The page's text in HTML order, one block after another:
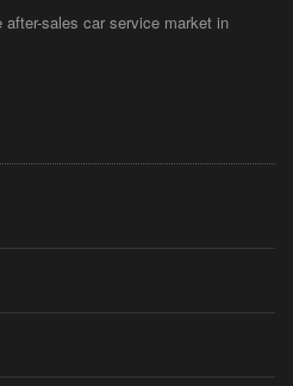
after-sales car service market in